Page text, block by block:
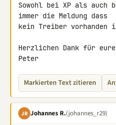
Sowohl bei XP als auch
immer die Meldung dass
kein Treiber vorhanden
Herzlichen Dank für
Peter
Markierten Text zitieren
JR Johannes R.(johannes_r29)